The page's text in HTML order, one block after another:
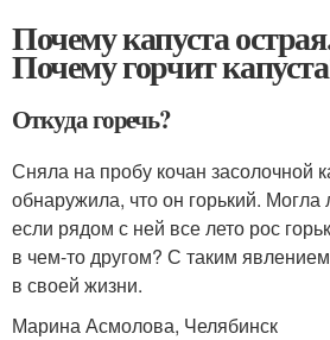
Почему капуста
Почему горчит
Откуда горечь?
Сняла на пробу кочан засолочной
обнаружила, что он горький. Могла
если рядом с ней все лето рос
в чем-то другом? С таким
в своей жизни.
Марина Асмолова, Челябинск